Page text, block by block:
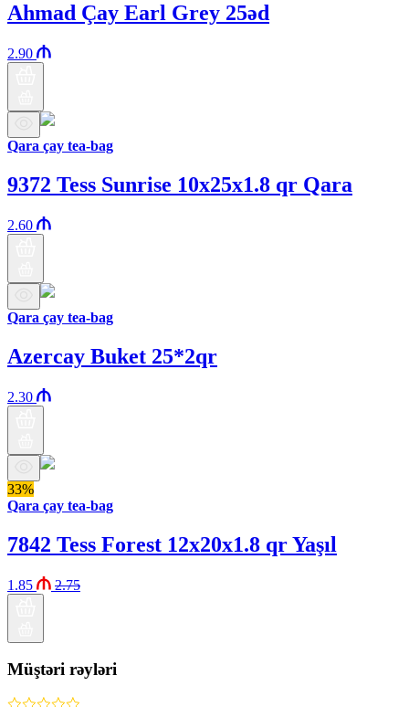
Ahmad Çay Earl Grey 25əd
2.90
Qara çay tea-bag
9372 Tess Sunrise 10x25x1.8 qr Qara
2.60
Qara çay tea-bag
Azercay Buket 25*2qr
2.30
33%
Qara çay tea-bag
7842 Tess Forest 12x20x1.8 qr Yaşıl
1.85 2.75
Müştəri rəyləri